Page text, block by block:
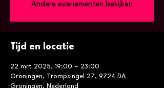
Andere evenementen bekijken
Tijd en locatie
22 mrt 2025, 19:00 – 23:00
Groningen, Trompsingel 27, 9724 DA
Groningen, Nederland